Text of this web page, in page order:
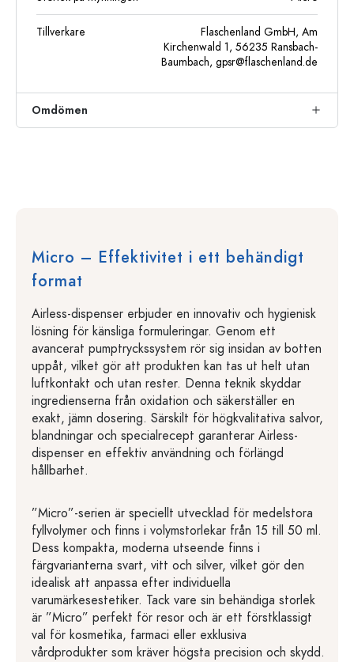
Tillverkare
Flaschenland GmbH, Am
Kirchenwald 1, 56235 Ransbach-
Baumbach, gpsr@flaschenland.de
Omdömen
Micro – Effektivitet i ett behändigt
format
Airless-dispenser erbjuder en innovativ och hygienisk
lösning för känsliga formuleringar. Genom ett
avancerat pumptryckssystem rör sig insidan av botten
uppåt, vilket gör att produkten kan tas ut helt utan
luftkontakt och utan rester. Denna teknik skyddar
ingredienserna från oxidation och säkerställer en
exakt, jämn dosering. Särskilt för högkvalitativa salvor,
blandningar och specialrecept garanterar Airless-
dispenser en effektiv användning och förlängd
hållbarhet.
”Micro”-serien är speciellt utvecklad för medelstora
fyllvolymer och finns i volymstorlekar från 15 till 50 ml.
Dess kompakta, moderna utseende finns i
färgvarianterna svart, vitt och silver, vilket gör den
idealisk att anpassa efter individuella
varumärkesestetiker. Tack vare sin behändiga storlek
är ”Micro” perfekt för resor och är ett förstklassigt
val för kosmetika, farmaci eller exklusiva
vårdprodukter som kräver högsta precision och skydd.